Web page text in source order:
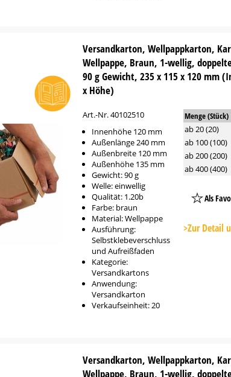
Versandkarton, Wellpappkarton,
Wellpappe, Braun, 1-wellig,
90 g Gewicht, 235 x 115 x 120 mm
x Höhe)
Art.-Nr. 40102510
Innenhöhe 120 mm
Außenlänge 240 mm
Außenbreite 120 mm
Außenhöhe 135 mm
Gewicht: 90 g
Welle: einwellig
Qualität: 1.20b
Farbe: braun
Material: Wellpappe
Ausführung:
Selbstklebeverschluss
und Aufreißfaden
Kategorie:
Versandkartons
Anwendung:
Versandkarton
Verkaufseinheit: 20
Menge (Stück)
ab 20 (20)
ab 100 (100)
ab 200 (200)
ab 400 (400)
Als
>Zur Detail
Versandkarton, Wellpappkarton,
Wellpappe, Braun, 1-wellig,